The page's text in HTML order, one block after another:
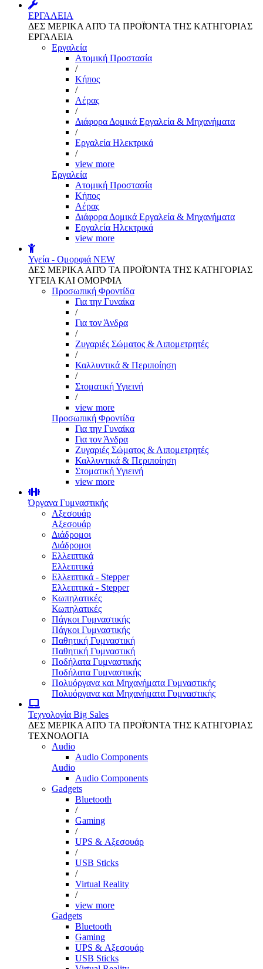
ΕΡΓΑΛΕΙΑ
ΔΕΣ ΜΕΡΙΚΑ ΑΠΌ ΤΑ ΠΡΟΪΌΝΤΑ ΤΗΣ ΚΑΤΗΓΟΡΙΑΣ
ΕΡΓΑΛΕΙΑ
Εργαλεία
Aτομική Προστασία
/
Kήπος
/
Αέρας
/
Διάφορα Δομικά Εργαλεία & Μηχανήματα
/
Εργαλεία Ηλεκτρικά
/
view more
Εργαλεία
Aτομική Προστασία
Kήπος
Αέρας
Διάφορα Δομικά Εργαλεία & Μηχανήματα
Εργαλεία Ηλεκτρικά
view more
Υγεία - Ομορφιά NEW
ΔΕΣ ΜΕΡΙΚΑ ΑΠΌ ΤΑ ΠΡΟΪΌΝΤΑ ΤΗΣ ΚΑΤΗΓΟΡΙΑΣ
ΥΓΕΙΑ ΚΑΙ ΟΜΟΡΦΙΑ
Προσωπική Φροντίδα
Για την Γυναίκα
/
Για τον Άνδρα
/
Ζυγαριές Σώματος & Λιπομετρητές
/
Καλλυντικά & Περιποίηση
/
Στοματική Υγιεινή
/
view more
Προσωπική Φροντίδα
Για την Γυναίκα
Για τον Άνδρα
Ζυγαριές Σώματος & Λιπομετρητές
Καλλυντικά & Περιποίηση
Στοματική Υγιεινή
view more
Όργανα Γυμναστικής
Αξεσουάρ
Αξεσουάρ
Διάδρομοι
Διάδρομοι
Ελλειπτικά
Ελλειπτικά
Ελλειπτικά - Stepper
Ελλειπτικά - Stepper
Κωπηλατικές
Κωπηλατικές
Πάγκοι Γυμναστικής
Πάγκοι Γυμναστικής
Παθητική Γυμναστική
Παθητική Γυμναστική
Ποδήλατα Γυμναστικής
Ποδήλατα Γυμναστικής
Πολυόργανα και Μηχανήματα Γυμναστικής
Πολυόργανα και Μηχανήματα Γυμναστικής
Τεχνολογία Big Sales
ΔΕΣ ΜΕΡΙΚΑ ΑΠΌ ΤΑ ΠΡΟΪΌΝΤΑ ΤΗΣ ΚΑΤΗΓΟΡΙΑΣ
ΤΕΧΝΟΛΟΓΙΑ
Audio
Audio Components
Audio
Audio Components
Gadgets
Bluetooth
/
Gaming
/
UPS & Αξεσουάρ
/
USB Sticks
/
Virtual Reality
/
view more
Gadgets
Bluetooth
Gaming
UPS & Αξεσουάρ
USB Sticks